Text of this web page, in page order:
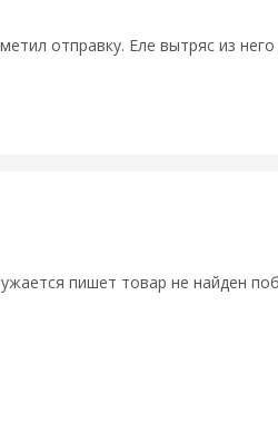
отправку. Еле вытряс из
пишет товар не найден